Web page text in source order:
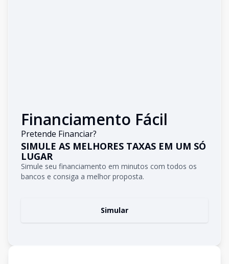
Financiamento Fácil
Pretende Financiar?
SIMULE AS MELHORES TAXAS EM UM SÓ
LUGAR
Simule seu financiamento em minutos com todos os
bancos e consiga a melhor proposta.
Simular